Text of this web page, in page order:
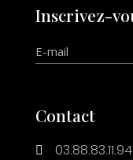
Inscrivez-
Contact
 03.88.83.11.94